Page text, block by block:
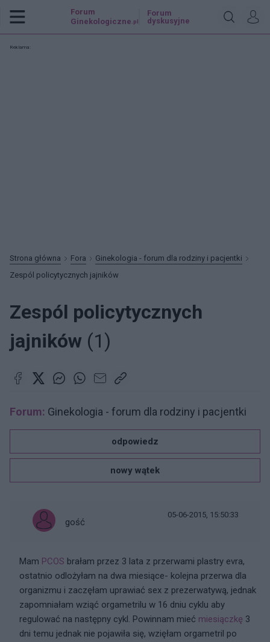
Forum
Ginekologiczne .pl
Forum
dyskusyjne
Reklama:
Strona główna Fora
Ginekologia - forum dla rodziny i pacjentki
Zespól policytycznych jajników
Zespól policytycznych
jajników (1)
Forum: Ginekologia - forum dla rodziny i pacjentki
odpowiedz
nowy wątek
gość
05-06-2015, 15:50:33
Mam PCOS brałam przez 3 lata z przerwami plastry evra,
ostatnio odlożyłam na dwa miesiące- kolejna przerwa dla
organizmu i zaczęłam uprawiać sex z prezerwatywą, jednak
zapomniałam wziąć orgametrilu w 16 dniu cyklu aby
regulować na następny cykl. Powinnam mieć miesiączkę 3
dni temu jednak nie pojawiła się, wzięłam orgametril po